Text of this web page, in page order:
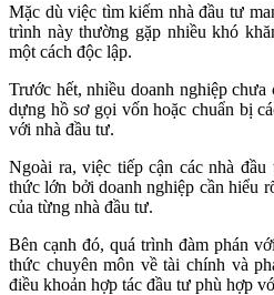
Mặc dù việc tìm kiếm nhà đầu tư
trình này thường gặp nhiều khó
một cách độc lập.
Trước hết, nhiều doanh nghiệp
dựng hồ sơ gọi vốn hoặc chuẩn bị
với nhà đầu tư.
Ngoài ra, việc tiếp cận các nhà
thức lớn bởi doanh nghiệp cần hiểu
của từng nhà đầu tư.
Bên cạnh đó, quá trình đàm phán
thức chuyên môn về tài chính và
điều khoản hợp tác đầu tư phù hợp